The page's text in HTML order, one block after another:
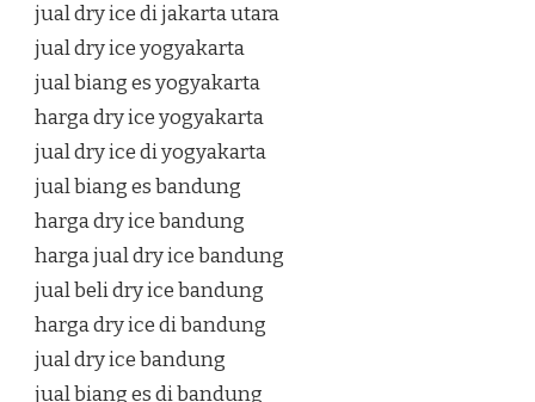
jual dry ice di jakarta utara
jual dry ice yogyakarta
jual biang es yogyakarta
harga dry ice yogyakarta
jual dry ice di yogyakarta
jual biang es bandung
harga dry ice bandung
harga jual dry ice bandung
jual beli dry ice bandung
harga dry ice di bandung
jual dry ice bandung
jual biang es di bandung